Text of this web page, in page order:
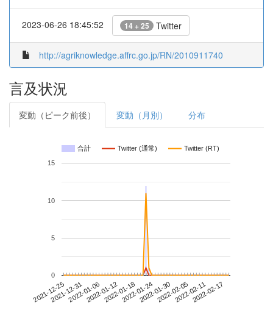
2023-06-26 18:45:52 14 + 25 Twitter
http://agriknowledge.affrc.go.jp/RN/2010911740
言及状況
変動（ピーク前後） 変動（月別） 分布
合計 Twitter (通常) Twitter (RT)
2021-12-252021-12-312022-01-062022-01-122022-01-182022-01-242022-01-302022-02-052022-02-112022-02-17
0
5
10
15